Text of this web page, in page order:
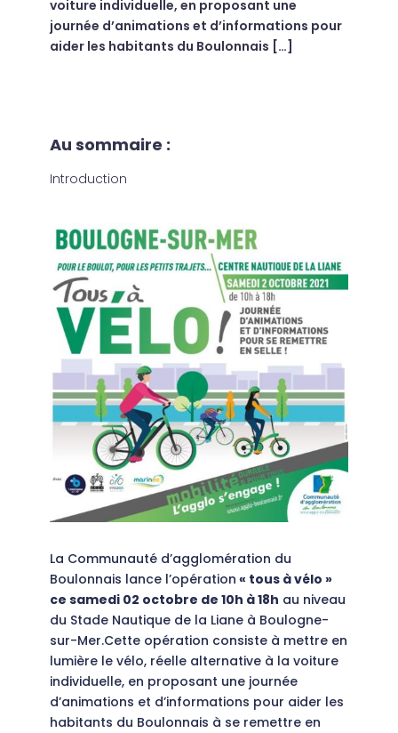
voiture individuelle, en proposant une
journée d’animations et d’informations pour
aider les habitants du Boulonnais […]
Au sommaire :
Introduction
La Communauté d’agglomération du
Boulonnais lance l’opération « tous à vélo »
ce samedi 02 octobre de 10h à 18h au niveau
du Stade Nautique de la Liane à Boulogne-
sur-Mer.Cette opération consiste à mettre en
lumière le vélo, réelle alternative à la voiture
individuelle, en proposant une journée
d’animations et d’informations pour aider les
habitants du Boulonnais à se remettre en